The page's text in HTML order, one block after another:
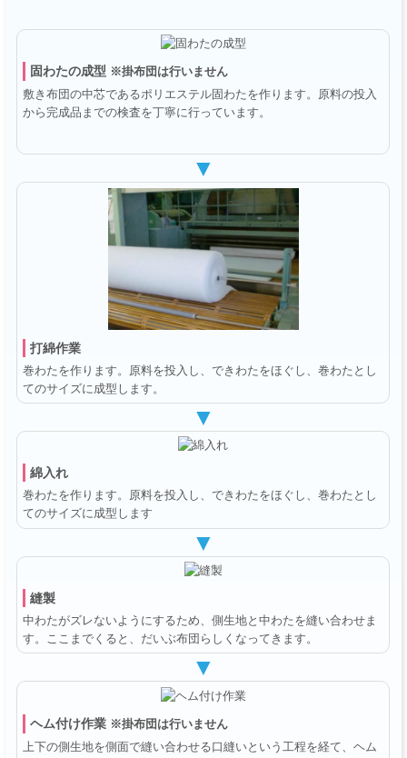
固わたの成型 ※掛布団は行いません
敷き布団の中芯であるポリエステル固わたを作ります。原料の投入
から完成品までの検査を丁寧に行っています。
▼
打綿作業
巻わたを作ります。原料を投入し、できわたをほぐし、巻わたとし
てのサイズに成型します。
▼
綿入れ
巻わたを作ります。原料を投入し、できわたをほぐし、巻わたとし
てのサイズに成型します
▼
縫製
中わたがズレないようにするため、側生地と中わたを縫い合わせま
す。ここまでくると、だいぶ布団らしくなってきます。
▼
ヘム付け作業 ※掛布団は行いません
上下の側生地を側面で縫い合わせる口縫いという工程を経て、ヘム